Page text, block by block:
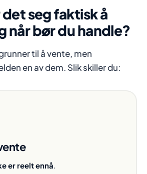
seg faktisk å
når bør du handle?
til å vente, men
en av dem. Slik skiller du:
er reelt ennå.